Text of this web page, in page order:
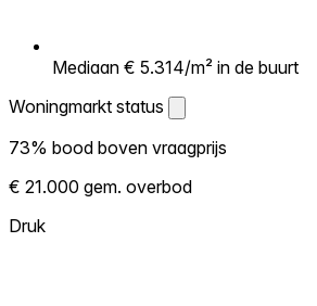
Mediaan € 5.314/m² in de buurt
Woningmarkt status
Woningmarkt status
Laat zien hoe competitief de markt hier is.
Hoe meer woningen boven vraagprijs
verkopen, hoe heter. Heet? Verwacht
73% bood boven vraagprijs
€ 21.000 gem. overbod
Druk